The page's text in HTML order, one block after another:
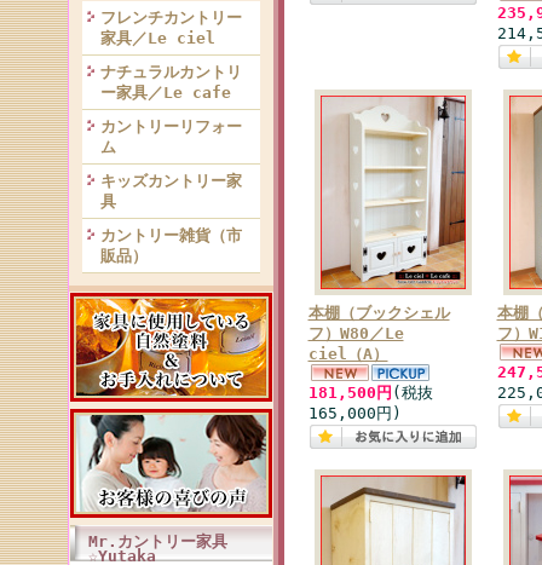
フレンチカントリー
家具／Le ciel
ナチュラルカントリ
ー家具／Le cafe
カントリーリフォー
ム
キッズカントリー家
具
カントリー雑貨（市
販品）
Mr.カントリー家具
☆Yutaka
本棚（ブックシェル
フ）W80／Le
ciel（A）
181,500円 (税抜
165,000円)
本棚
フ）